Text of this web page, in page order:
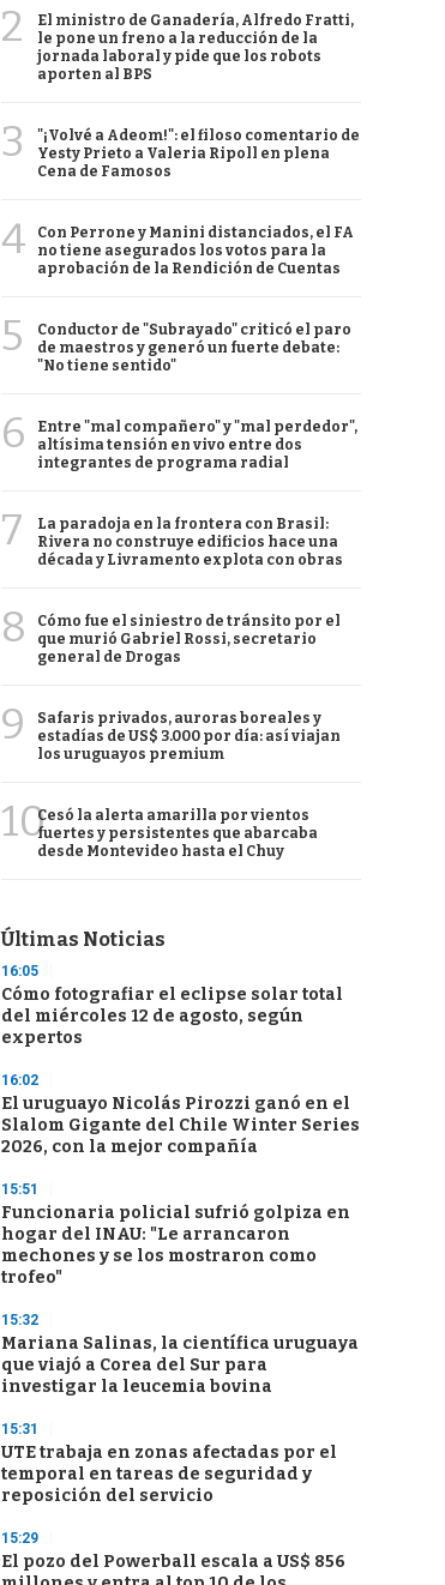
2
El ministro de Ganadería, Alfredo Fratti,
le pone un freno a la reducción de la
jornada laboral y pide que los robots
aporten al BPS
3
"¡Volvé a Adeom!": el filoso comentario de
Yesty Prieto a Valeria Ripoll en plena
Cena de Famosos
4
Con Perrone y Manini distanciados, el FA
no tiene asegurados los votos para la
aprobación de la Rendición de Cuentas
5
Conductor de "Subrayado" criticó el paro
de maestros y generó un fuerte debate:
"No tiene sentido"
6
Entre "mal compañero" y "mal perdedor",
altísima tensión en vivo entre dos
integrantes de programa radial
7
La paradoja en la frontera con Brasil:
Rivera no construye edificios hace una
década y Livramento explota con obras
8
Cómo fue el siniestro de tránsito por el
que murió Gabriel Rossi, secretario
general de Drogas
9
Safaris privados, auroras boreales y
estadías de US$ 3.000 por día: así viajan
los uruguayos premium
10Cesó la alerta amarilla por vientos
fuertes y persistentes que abarcaba
desde Montevideo hasta el Chuy
Últimas Noticias
16:05
Cómo fotografiar el eclipse solar total
del miércoles 12 de agosto, según
expertos
16:02
El uruguayo Nicolás Pirozzi ganó en el
Slalom Gigante del Chile Winter Series
2026, con la mejor compañía
15:51
Funcionaria policial sufrió golpiza en
hogar del INAU: "Le arrancaron
mechones y se los mostraron como
trofeo"
15:32
Mariana Salinas, la científica uruguaya
que viajó a Corea del Sur para
investigar la leucemia bovina
15:31
UTE trabaja en zonas afectadas por el
temporal en tareas de seguridad y
reposición del servicio
15:29
El pozo del Powerball escala a US$ 856